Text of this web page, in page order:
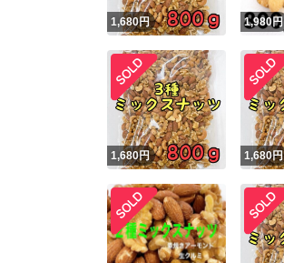
1,680円 1,980円
1,680円 1,680円